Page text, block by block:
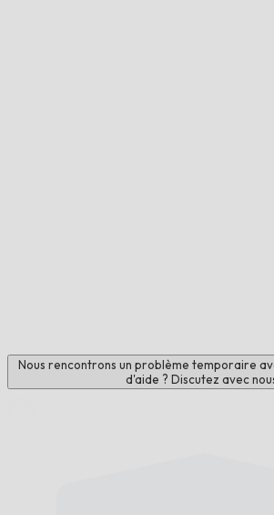
Nous rencontrons un problème temporaire
d'aide ? Discutez avec